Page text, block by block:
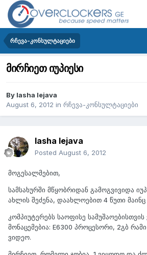
რჩევა-კონსულტაციები
მირჩიეთ იუპიესი
By lasha lejava
August 6, 2012 in რჩევა-კონსულტაციები
lasha lejava
Posted August 6, 2012
მოგესალმებით,
სამსახურში მწყობრიდან გამოგვივიდა
ახლის შეძენა, დაახლოებით 4 წუთი
კომპიუტერებს საოფისე
მონაცემებია: E6300 პროცესორი, 2გბ
ვიდეო.